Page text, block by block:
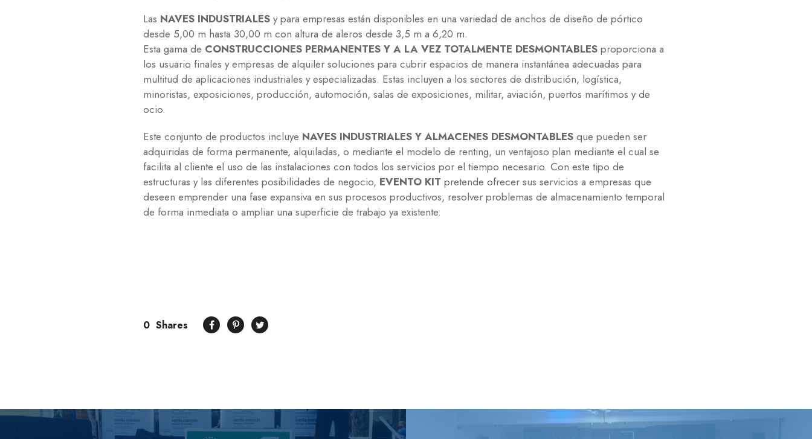
Las NAVES INDUSTRIALES y para empresas están disponibles en una variedad de anchos de diseño de pórtico
desde 5,00 m hasta 30,00 m con altura de aleros desde 3,5 m a 6,20 m.
Esta gama de CONSTRUCCIONES PERMANENTES Y A LA VEZ TOTALMENTE DESMONTABLES proporciona a
los usuario finales y empresas de alquiler soluciones para cubrir espacios de manera instantánea adecuadas para
multitud de aplicaciones industriales y especializadas. Estas incluyen a los sectores de distribución, logística,
minoristas, exposiciones, producción, automoción, salas de exposiciones, militar, aviación, puertos marítimos y de
ocio.
Este conjunto de productos incluye NAVES INDUSTRIALES Y ALMACENES DESMONTABLES que pueden ser
adquiridas de forma permanente, alquiladas, o mediante el modelo de renting, un ventajoso plan mediante el cual se
facilita al cliente el uso de las instalaciones con todos los servicios por el tiempo necesario. Con este tipo de
estructuras y las diferentes posibilidades de negocio, EVENTO KIT pretende ofrecer sus servicios a empresas que
deseen emprender una fase expansiva en sus procesos productivos, resolver problemas de almacenamiento temporal
de forma inmediata o ampliar una superficie de trabajo ya existente.
0 Shares